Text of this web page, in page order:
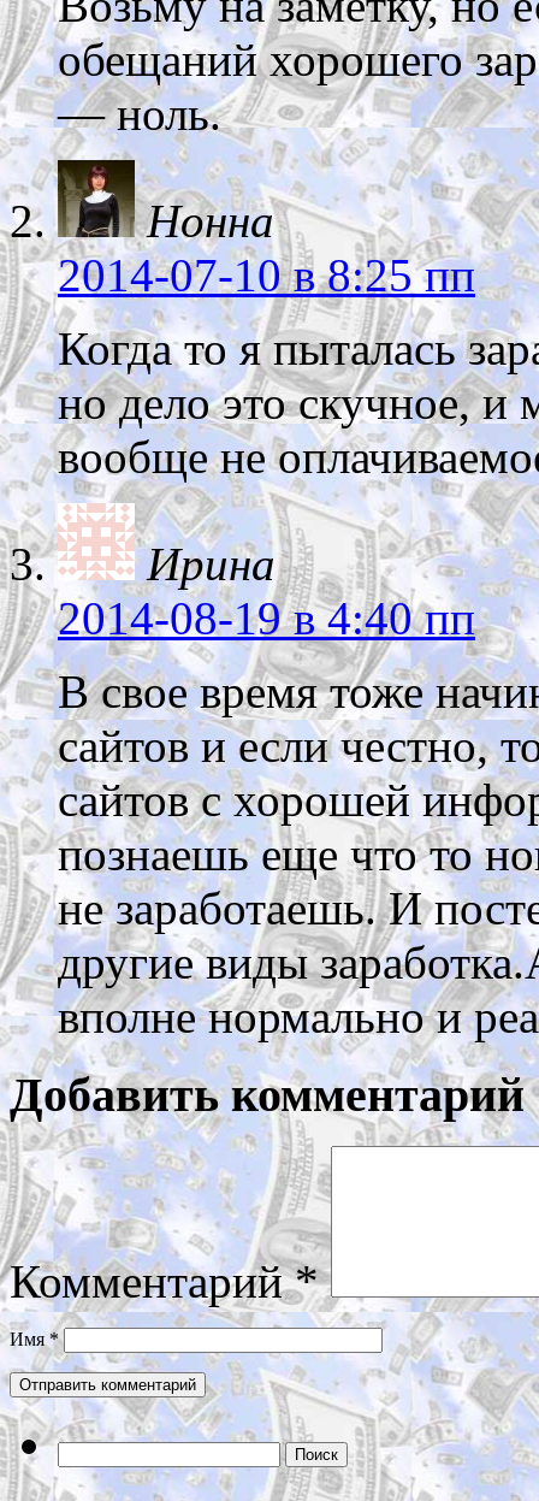
обещаний хорошего
— ноль.
Нонна
2014-07-10в 8:25 пп
Когда то я пыталась
но дело это скучное, и
вообще не
Ирина
2014-08-19в 4:40 пп
В свое время тоже
сайтов и если честно,
сайтов с хорошей
познаешь еще что то
не заработаешь. И
другие виды
вполне нормально и
Добавить комментарий
Комментарий*
Имя *